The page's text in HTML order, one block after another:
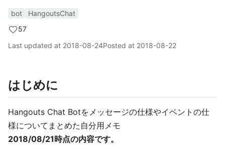
bot
HangoutsChat
57
Last updated at 2018-08-24Posted at 2018-08-22
はじめに
Hangouts Chat Botをメッセージの仕様やイベントの仕
様についてまとめた自分用メモ
2018/08/21時点の内容です。